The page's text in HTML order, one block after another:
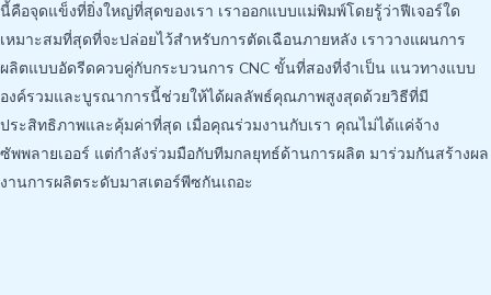
นี้คือจุดแข็งที่ยิ่งใหญ่ที่สุดของเรา เราออกแบบแม่พิมพ์โดยรู้ว่าฟีเจอร์ใด
เหมาะสมที่สุดที่จะปล่อยไว้สำหรับการตัดเฉือนภายหลัง เราวางแผนการ
ผลิตแบบอัดรีดควบคู่กับกระบวนการ CNC ขั้นที่สองที่จำเป็น แนวทางแบบ
องค์รวมและบูรณาการนี้ช่วยให้ได้ผลลัพธ์คุณภาพสูงสุดด้วยวิธีที่มี
ประสิทธิภาพและคุ้มค่าที่สุด เมื่อคุณร่วมงานกับเรา คุณไม่ได้แค่จ้าง
ซัพพลายเออร์ แต่กำลังร่วมมือกับทีมกลยุทธ์ด้านการผลิต มาร่วมกันสร้างผล
งานการผลิตระดับมาสเตอร์พีซกันเถอะ